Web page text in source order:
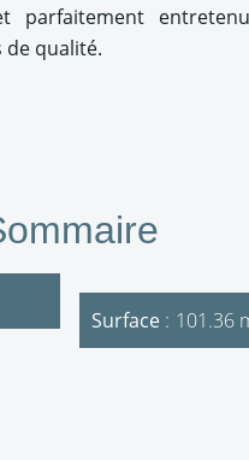
parfaitement
qualité.
Surface 101.36